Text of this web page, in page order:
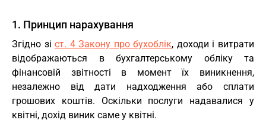
1. Принцип нарахування
Згідно зіст. 4 Закону про бухоблік, доходи і витрати
відображаються в бухгалтерському обліку та
фінансовій звітності в момент їх виникнення,
незалежно від дати надходження або сплати
грошових коштів. Оскільки послуги надавалися у
квітні, дохід виник саме у квітні.